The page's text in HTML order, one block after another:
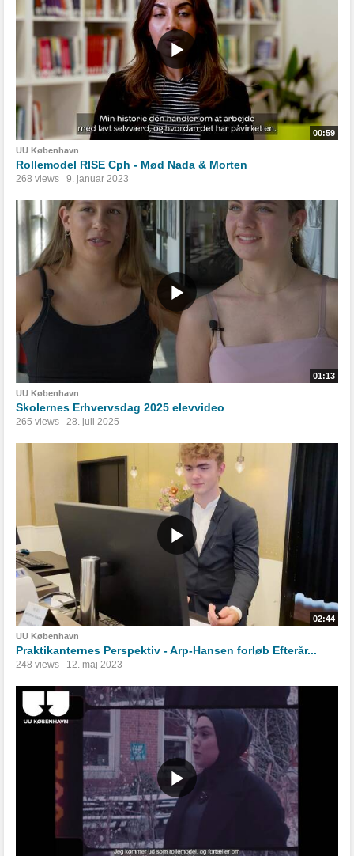
00:59
UU København
Rollemodel RISE Cph - Mød Nada & Morten
268 views 9. januar 2023
01:13
UU København
Skolernes Erhvervsdag 2025 elevvideo
265 views 28. juli 2025
02:44
UU København
Praktikanternes Perspektiv - Arp-Hansen forløb Efterår...
248 views 12. maj 2023